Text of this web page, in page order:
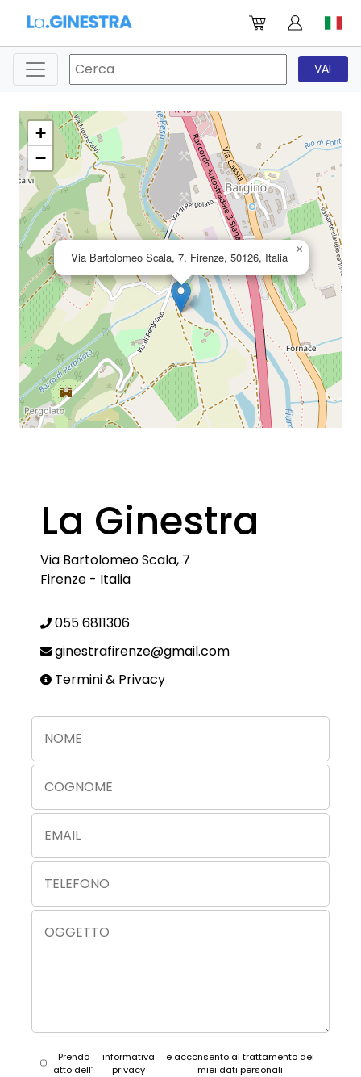
La Ginestra
Via Bartolomeo Scala, 7
Firenze - Italia
055 6811306
ginestrafirenze@gmail.com
Termini & Privacy
Prendo
atto dell’
informativa
privacy
e acconsento al trattamento dei
miei dati personali